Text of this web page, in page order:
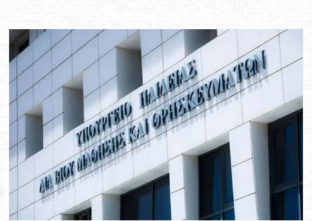
για
την
κάλυψη
λειτουργικών
κενών
θέσεων
μελών
ΕΕΠ-
ΕΒΠ